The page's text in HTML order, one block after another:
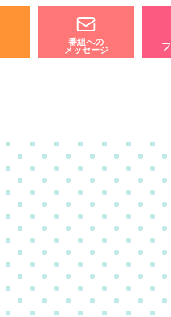
番組への
メッセージ